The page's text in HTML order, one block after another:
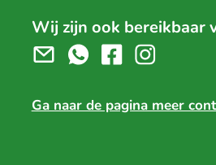
Wij zijn ook bereikbaar
Ga naar de pagina meer